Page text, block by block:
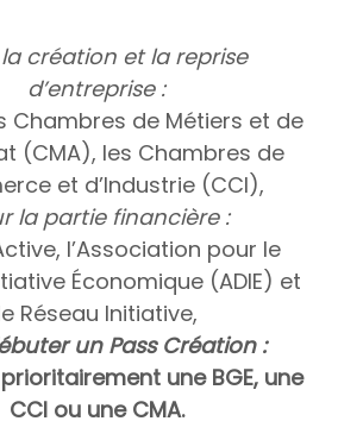
création et la reprise
d’entreprise :
Chambres de Métiers et de
(CMA), les Chambres de
et d’Industrie (CCI),
la partie financière :
l’Association pour le
Économique (ADIE) et
Réseau Initiative,
un Pass Création :
une BGE, une
CCI ou une CMA.